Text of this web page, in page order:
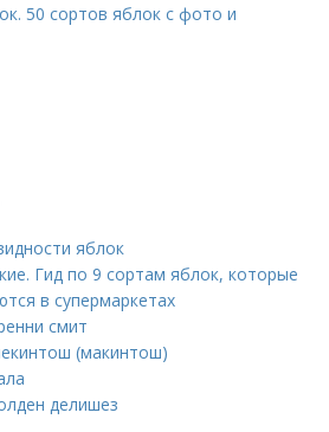
50 сортов яблок с фото и
яблок
Гид по 9 сортам яблок, которые
в супермаркетах
смит
(макинтош)
делишез